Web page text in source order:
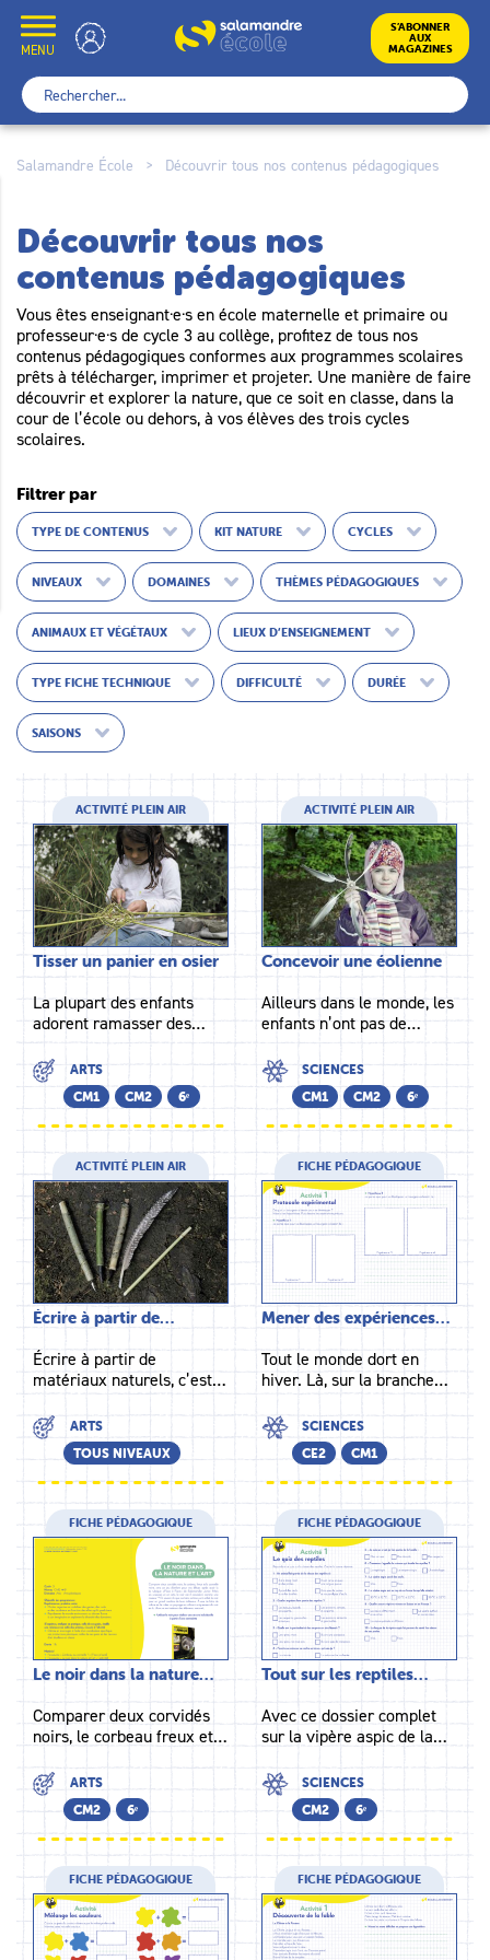
content
MENU
École S’ABONNER
AUX
MAGAZINES
Rechercher :
Salamandre École > Découvrir tous nos contenus pédagogiques
Découvrir tous nos
contenus pédagogiques
Vous êtes enseignant·e·s en école maternelle et primaire ou
professeur·e·s de cycle 3 au collège, profitez de tous nos
contenus pédagogiques conformes aux programmes scolaires
prêts à télécharger, imprimer et projeter. Une manière de faire
découvrir et explorer la nature, que ce soit en classe, dans la
cour de l’école ou dehors, à vos élèves des trois cycles
scolaires.
Filtrer par
TYPE DE CONTENUS KIT NATURE CYCLES
NIVEAUX DOMAINES THÈMES PÉDAGOGIQUES
ANIMAUX ET VÉGÉTAUX LIEUX D’ENSEIGNEMENT
TYPE FICHE TECHNIQUE DIFFICULTÉ DURÉE
SAISONS
ACTIVITÉ PLEIN AIR
Tisser un panier en osier
La plupart des enfants
adorent ramasser des…
ARTS
CM1
CM2 6ᵉ
ACTIVITÉ PLEIN AIR
Concevoir une éolienne
Ailleurs dans le monde, les
enfants n’ont pas de…
SCIENCES
CM1
CM2 6ᵉ
ACTIVITÉ PLEIN AIR
Écrire à partir de…
Écrire à partir de
matériaux naturels, c’est…
ARTS
TOUS NIVEAUX
FICHE PÉDAGOGIQUE
Mener des expériences…
Tout le monde dort en
hiver. Là, sur la branche…
SCIENCES
CE2
CM1
FICHE PÉDAGOGIQUE
Le noir dans la nature…
Comparer deux corvidés
noirs, le corbeau freux et…
ARTS
CM2
6ᵉ
FICHE PÉDAGOGIQUE
Tout sur les reptiles…
Avec ce dossier complet
sur la vipère aspic de la…
SCIENCES
CM2
6ᵉ
FICHE PÉDAGOGIQUE FICHE PÉDAGOGIQUE